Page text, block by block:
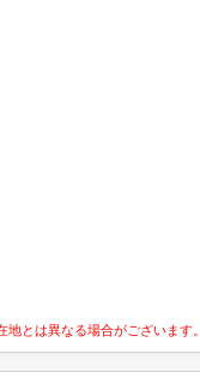
とは異なる場合がございます。